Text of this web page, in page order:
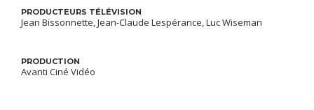
PRODUCTEURS TÉLÉVISION
Jean Bissonnette, Jean-Claude Lespérance, Luc Wiseman
PRODUCTION
Avanti Ciné Vidéo